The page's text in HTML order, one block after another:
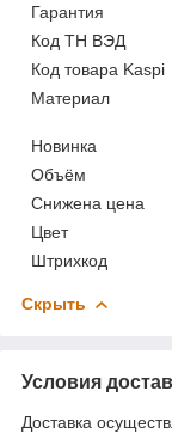
Гарантия
Код ТН ВЭД
Код товара Kaspi
Материал
Новинка
Объём
Снижена цена
Цвет
Штрихкод
Скрыть
Условия
Доставка